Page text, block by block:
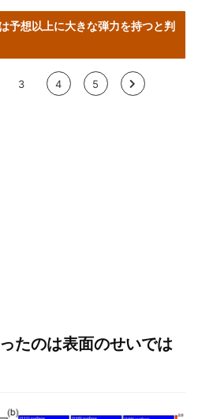
予想以上に大きな弾力を持つと判
3 4 5 >
たのは表面のせいでは